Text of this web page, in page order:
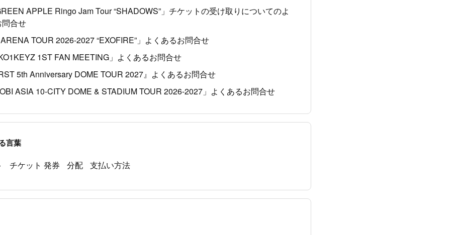
APPLE Ringo Jam Tour “SHADOWS”」チケットの受け取りについてのよ
問合せ
ARENA TOUR 2026-2027 “EXOFIRE”」よくあるお問合せ
1ST FAN MEETING」よくあるお問合せ
5th Anniversary DOME TOUR 2027』よくあるお問合せ
ASIA 10-CITY DOME & STADIUM TOUR 2026-2027」よくあるお問合せ
言葉
チケット 発券 分配 支払い方法